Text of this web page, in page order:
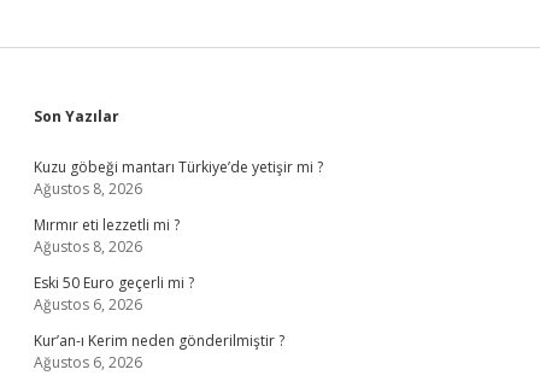
Sidebar
Son Yazılar
Kuzu göbeği mantarı Türkiye’de yetişir mi ?
Ağustos 8, 2026
Mırmır eti lezzetli mi ?
Ağustos 8, 2026
Eski 50 Euro geçerli mi ?
Ağustos 6, 2026
Kur’an-ı Kerim neden gönderilmiştir ?
Ağustos 6, 2026